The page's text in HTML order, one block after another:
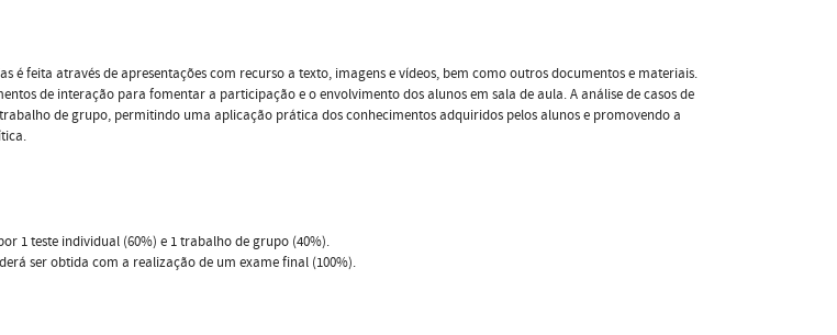
é feita através de apresentações com recurso a texto, imagens e vídeos, bem como outros documentos e materiais.
de interação para fomentar a participação e o envolvimento dos alunos em sala de aula. A análise de casos de
de grupo, permitindo uma aplicação prática dos conhecimentos adquiridos pelos alunos e promovendo a
1 teste individual (60%) e 1 trabalho de grupo (40%).
ser obtida com a realização de um exame final (100%).